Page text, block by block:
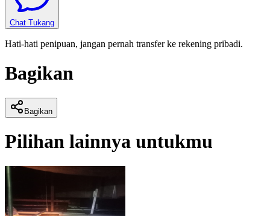
Chat Tukang
Hati-hati penipuan, jangan pernah transfer ke rekening pribadi.
Bagikan
Bagikan
Pilihan lainnya untukmu